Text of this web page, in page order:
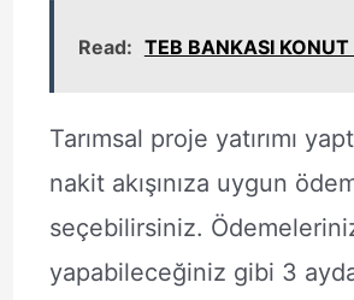
Read: TEB BANKASI KONUT
Tarımsal proje yatırımı
nakit akışınıza uygun
seçebilirsiniz.
yapabileceğiniz gibi 3